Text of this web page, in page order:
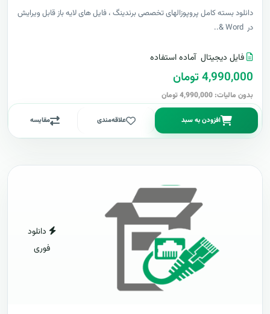
دانلود بسته کامل پروپوزالهای تخصصی برندینگ ، فایل های لایه باز قابل ویرایش
در Word &..
فایل دیجیتال آماده استفاده
4,990,000 تومان
بدون مالیات: 4,990,000 تومان
افزودن به سبد علاقه‌مندی مقایسه
دانلود
فوری